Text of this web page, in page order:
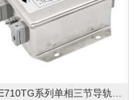
系列单相三节导轨式